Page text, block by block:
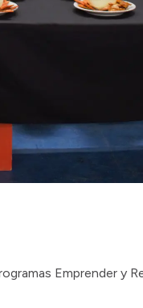
Emprender y